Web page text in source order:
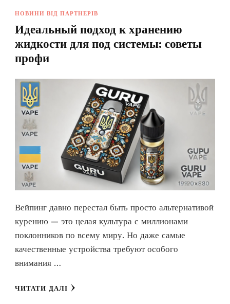
НОВИНИ ВІД ПАРТНЕРІВ
Идеальный подход к хранению
жидкости для под системы: советы
профи
Вейпинг давно перестал быть просто альтернативой
курению — это целая культура с миллионами
поклонников по всему миру. Но даже самые
качественные устройства требуют особого
внимания …
ЧИТАТИ ДАЛІ